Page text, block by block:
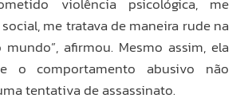
me tratava de maneira rude na
afirmou. Mesmo assim, ela
o comportamento abusivo não
tentativa de assassinato.